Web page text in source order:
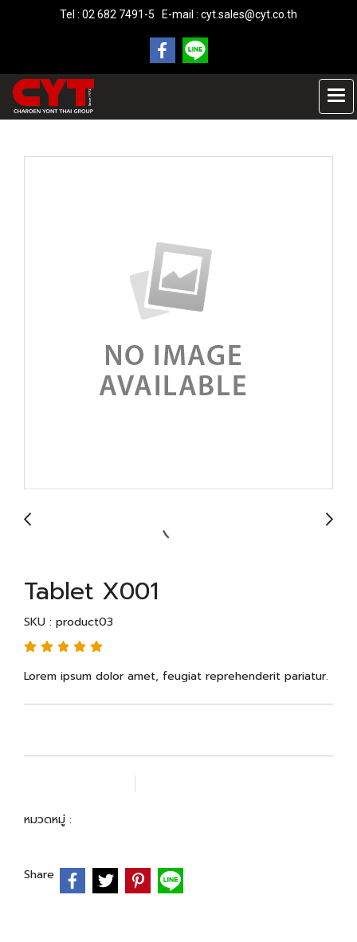
Tel : 02 682 7491-5 E-mail : cyt.sales@cyt.co.th
Tablet X001
SKU : product03
Lorem ipsum dolor amet, feugiat reprehenderit pariatur.
หมวดหมู่ :
Share